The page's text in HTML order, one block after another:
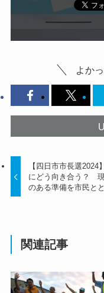
よか
【四日市市長選2024
にどう向き合う？
のある準備を市民と
関連記事